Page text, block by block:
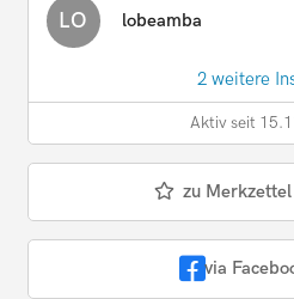
LO lobeamba
2 weitere
Aktiv seit
zu
via